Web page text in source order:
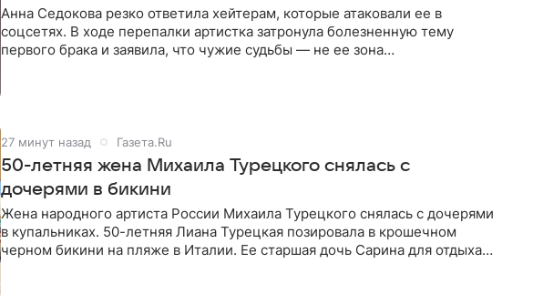
Анна Седокова резко ответила хейтерам, которые атаковали ее в
соцсетях. В ходе перепалки артистка затронула болезненную тему
первого брака и заявила, что чужие судьбы — не ее зона
27 минут назад Газета.Ru
50-летняя жена Михаила Турецкого снялась с
дочерями в бикини
Жена народного артиста России Михаила Турецкого снялась с дочерями
в купальниках. 50-летняя Лиана Турецкая позировала в крошечном
черном бикини на пляже в Италии. Ее старшая дочь Сарина для отдыха